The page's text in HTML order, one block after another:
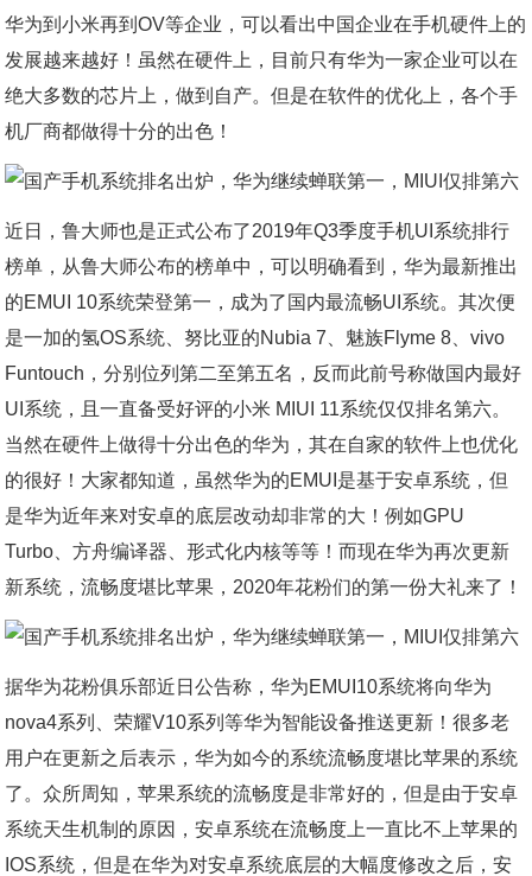
华为到小米再到OV等企业，可以看出中国企业在手机硬件上的
发展越来越好！虽然在硬件上，目前只有华为一家企业可以在
绝大多数的芯片上，做到自产。但是在软件的优化上，各个手
机厂商都做得十分的出色！
近日，鲁大师也是正式公布了2019年Q3季度手机UI系统排行
榜单，从鲁大师公布的榜单中，可以明确看到，华为最新推出
的EMUI 10系统荣登第一，成为了国内最流畅UI系统。其次便
是一加的氢OS系统、努比亚的Nubia 7、魅族Flyme 8、vivo
Funtouch，分别位列第二至第五名，反而此前号称做国内最好
UI系统，且一直备受好评的小米 MIUI 11系统仅仅排名第六。
当然在硬件上做得十分出色的华为，其在自家的软件上也优化
的很好！大家都知道，虽然华为的EMUI是基于安卓系统，但
是华为近年来对安卓的底层改动却非常的大！例如GPU
Turbo、方舟编译器、形式化内核等等！而现在华为再次更新
新系统，流畅度堪比苹果，2020年花粉们的第一份大礼来了！
据华为花粉俱乐部近日公告称，华为EMUI10系统将向华为
nova4系列、荣耀V10系列等华为智能设备推送更新！很多老
用户在更新之后表示，华为如今的系统流畅度堪比苹果的系统
了。众所周知，苹果系统的流畅度是非常好的，但是由于安卓
系统天生机制的原因，安卓系统在流畅度上一直比不上苹果的
IOS系统，但是在华为对安卓系统底层的大幅度修改之后，安